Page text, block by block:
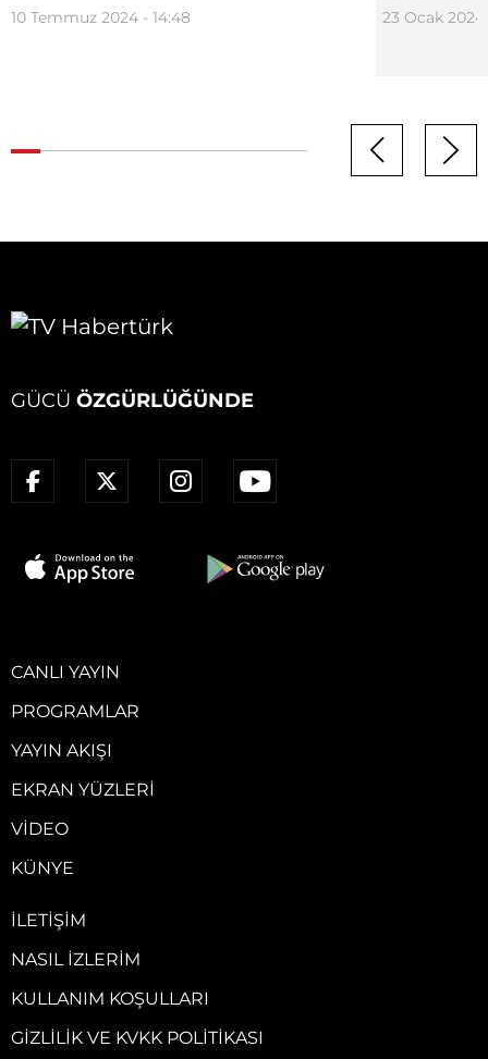
10 Temmuz 2024 - 14:48 23 Ocak 2024
GÜCÜ ÖZGÜRLÜĞÜNDE
CANLI YAYIN
PROGRAMLAR
YAYIN AKIŞI
EKRAN YÜZLERI
VIDEO
KÜNYE
İLETIŞIM
NASIL İZLERIM
KULLANIM KOŞULLARI
GIZLILIK VE KVKK POLITIKASI